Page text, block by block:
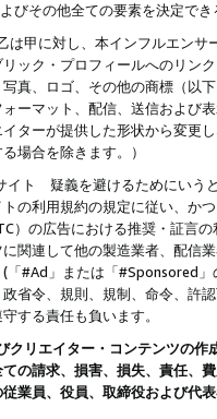
びその他全ての要素を決定で
甲に対し、本インフルエンサ
ック・プロフィールへのリン
真、ロゴ、その他の商標（以
ーマット、配信、送信および
ターが提供した形状から変更
場合を除きます。）
イト 疑義を避けるためにいう
の利用規約の規定に従い、か
）の広告における推奨・証言
関連して他の製造業者、配信
「#Ad」または「#Sponsored
省令、規則、規制、命令、許
する責任も負います。
クリエイター・コンテンツの
の請求、損害、損失、責任、
業員、役員、取締役および代